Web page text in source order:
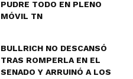
PUDRE TODO EN PLENO
MÓVIL TN
BULLRICH NO DESCANSÓ
TRAS ROMPERLA EN EL
SENADO Y ARRUINÓ A LOS